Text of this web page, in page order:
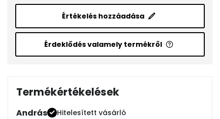
Értékelés hozzáadása
Érdeklődés valamely termékről
Termékértékelések
András
Hitelesített vásárló